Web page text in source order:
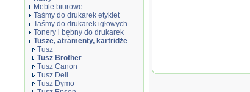
Meble biurowe
Taśmy do drukarek etykiet
Taśmy do drukarek igłowych
Tonery i bębny do drukarek
Tusze, atramenty, kartridże
Tusz
Tusz Brother
Tusz Canon
Tusz Dell
Tusz Dymo